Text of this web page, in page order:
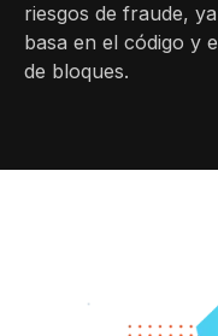
riesgos de fraude,
basa en el código y
de bloques.